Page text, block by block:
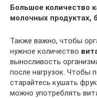
Большое количество
молочных продуктах,
Также важно, чтобы
нужное количество
выносливость
после нагрузок. Чтобы
старайтесь кушать
можно употреблять